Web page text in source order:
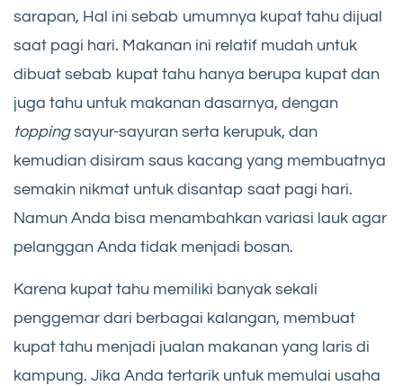
sarapan, Hal ini sebab umumnya kupat tahu dijual
saat pagi hari. Makanan ini relatif mudah untuk
dibuat sebab kupat tahu hanya berupa kupat dan
juga tahu untuk makanan dasarnya, dengan
toppingsayur-sayuran serta kerupuk, dan
kemudian disiram saus kacang yang membuatnya
semakin nikmat untuk disantap saat pagi hari.
Namun Anda bisa menambahkan variasi lauk agar
pelanggan Anda tidak menjadi bosan.
Karena kupat tahu memiliki banyak sekali
penggemar dari berbagai kalangan, membuat
kupat tahu menjadi jualan makanan yang laris di
kampung. Jika Anda tertarik untuk memulai usaha